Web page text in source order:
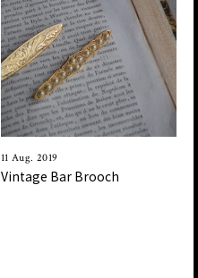
11 Aug. 2019
Vintage Bar Brooch